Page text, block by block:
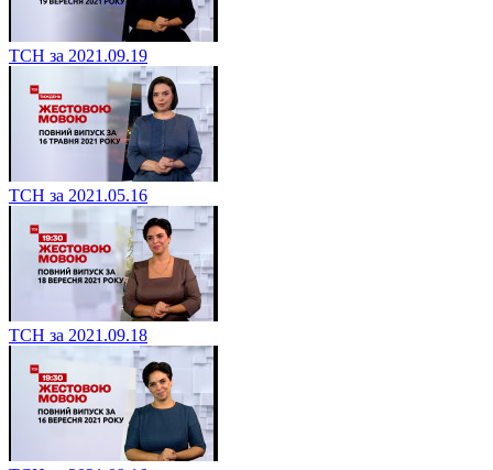
ТСН за 2021.09.19
ТСН за 2021.05.16
ТСН за 2021.09.18